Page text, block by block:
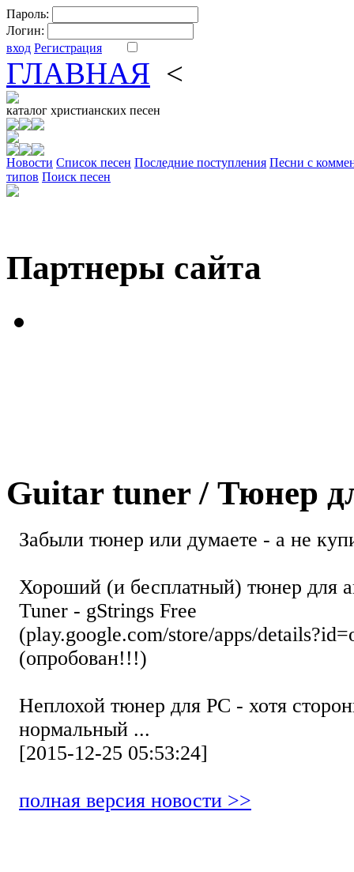
Пароль:
Логин:
вход Регистрация
ГЛАВНАЯ <
каталог христианских песен
Новости Cписок песен Последние поступления Песни с
типов Поиск песен
Партнеры сайта
Guitar tuner / Тюнер
Забыли тюнер или думаете - а не
Хороший (и бесплатный) тюнер для
Tuner - gStrings Free
(play.google.com/store/apps/
(опробован!!!)
Неплохой тюнер для РС - хотя
нормальный ...
[2015-12-25 05:53:24]
полная версия новости >>